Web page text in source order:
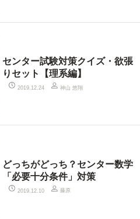
センター試験対策クイズ・欲張
りセット【理系編】
2019.12.24 神山 悠翔
どっちがどっち？センター数学
「必要十分条件」対策
2019.12.10 藤原